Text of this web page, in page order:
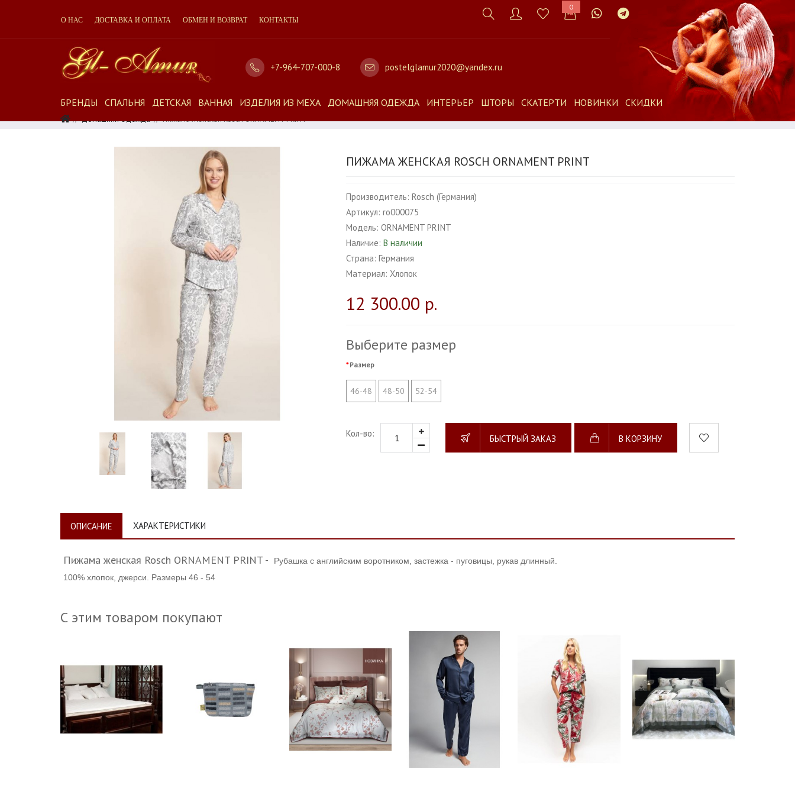
0
О НАС ДОСТАВКА И ОПЛАТА ОБМЕН И ВОЗВРАТ КОНТАКТЫ
+7-964-707-000-8 postelglamur2020@yandex.ru
БРЕНДЫ СПАЛЬНЯ ДЕТСКАЯ ВАННАЯ ИЗДЕЛИЯ ИЗ МЕХА ДОМАШНЯЯ ОДЕЖДА ИНТЕРЬЕР ШТОРЫ СКАТЕРТИ НОВИНКИ СКИДКИ
Домашняя Одежда Пижама Женская Rosch ORNAMENT PRINT
ПИЖАМА ЖЕНСКАЯ ROSCH ORNAMENT PRINT
Производитель: Rosch (Германия)
Артикул: ro000075
Модель: ORNAMENT PRINT
Наличие: В наличии
Страна: Германия
Материал: Хлопок
12 300.00 р.
Выберите размер
Размер
46-48 48-50 52-54
Кол-во: БЫСТРЫЙ ЗАКАЗ В КОРЗИНУ
ОПИСАНИЕ ХАРАКТЕРИСТИКИ
Пижама женская Rosch ORNAMENT PRINT -
Рубашка с английским воротником, застежка - пуговицы, рукав длинный.
100% хлопок, джерси. Размеры 46 - 54
С этим товаром покупают